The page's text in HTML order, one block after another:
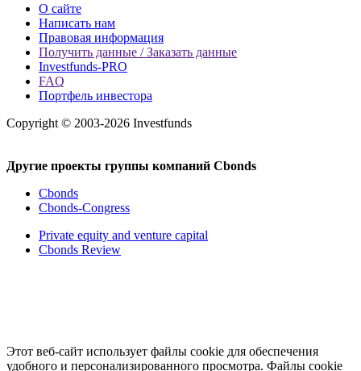
О сайте
Написать нам
Правовая информация
Получить данные / Заказать данные
Investfunds-PRO
FAQ
Портфель инвестора
Copyright © 2003-2026 Investfunds
Другие проекты группы компаний Cbonds
Cbonds
Cbonds-Congress
Private equity and venture capital
Cbonds Review
Этот веб-сайт использует файлы cookie для обеспечения
удобного и персонализированного просмотра. Файлы cookie